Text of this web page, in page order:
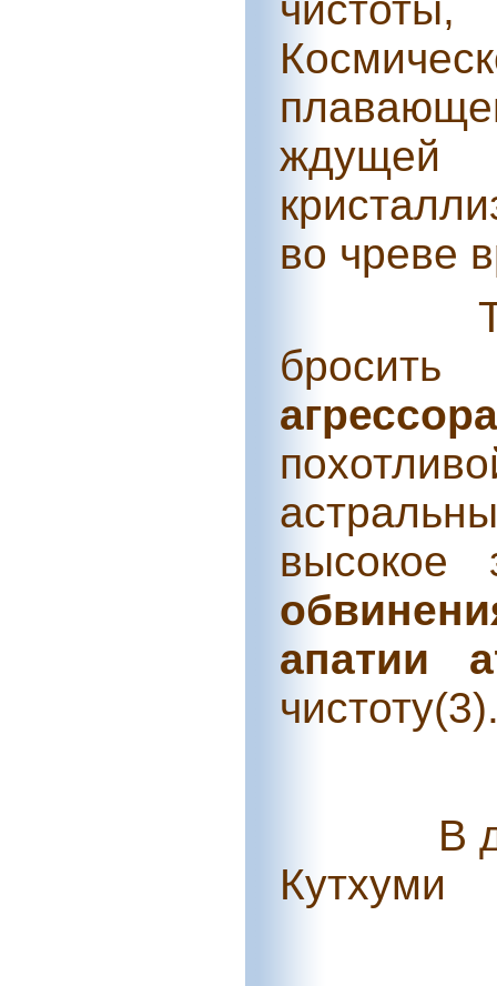
ждущей
во чреве
высокое
апатии
В
Кутхуми